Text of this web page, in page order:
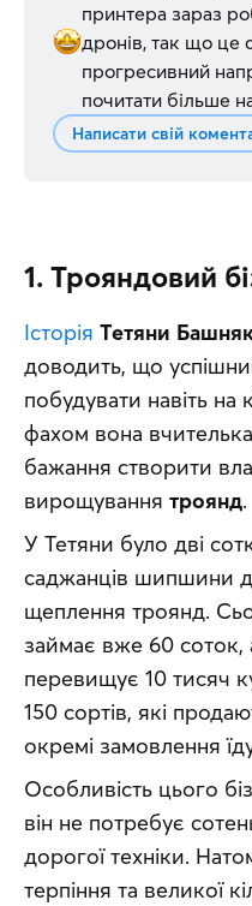
принтера зараз
дронів, так що це
прогресивний
почитати більше
Написати свій
1. Трояндовий
Історія Тетяни
доводить, що
побудувати навіть на
фахом вона
бажання створити
вирощування троянд.
У Тетяни було дві
саджанців шипшини
щеплення троянд.
займає вже 60 соток,
перевищує 10 тисяч
150 сортів, які
окремі замовлення
Особливість цього
він не потребує
дорогої техніки.
терпіння та великої